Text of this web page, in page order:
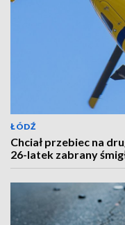
ŁÓDŹ
Chciał przebiec na
26-latek zabrany